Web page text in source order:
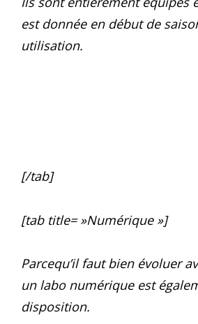
est donnée en début de
utilisation.
[/tab]
[tab title= »Numérique »]
Parcequ’il faut bien évoluer
un labo numérique est
disposition.